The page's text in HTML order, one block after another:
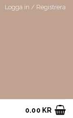
Logga in / Registrera
0.00 KR